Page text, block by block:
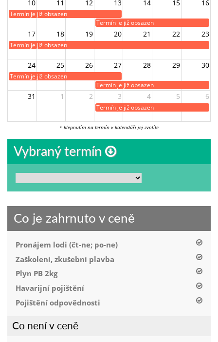
10 11 12 13 14 15 16
Termín je již obsazen
Termín je již obsazen
17 18 19 20 21 22 23
Termín je již obsazen
24 25 26 27 28 29 30
Termín je již obsazen
Termín je již obsazen
31 1 2 3 4 5 6
Termín je již obsazen
* klepnutím na termín v kalendáři jej zvolíte
Vybraný termín
Co je zahrnuto v ceně
Pronájem lodi (čt-ne; po-ne)
Zaškolení, zkušební plavba
Plyn PB 2kg
Havarijní pojištění
Pojištění odpovědnosti
Co není v ceně